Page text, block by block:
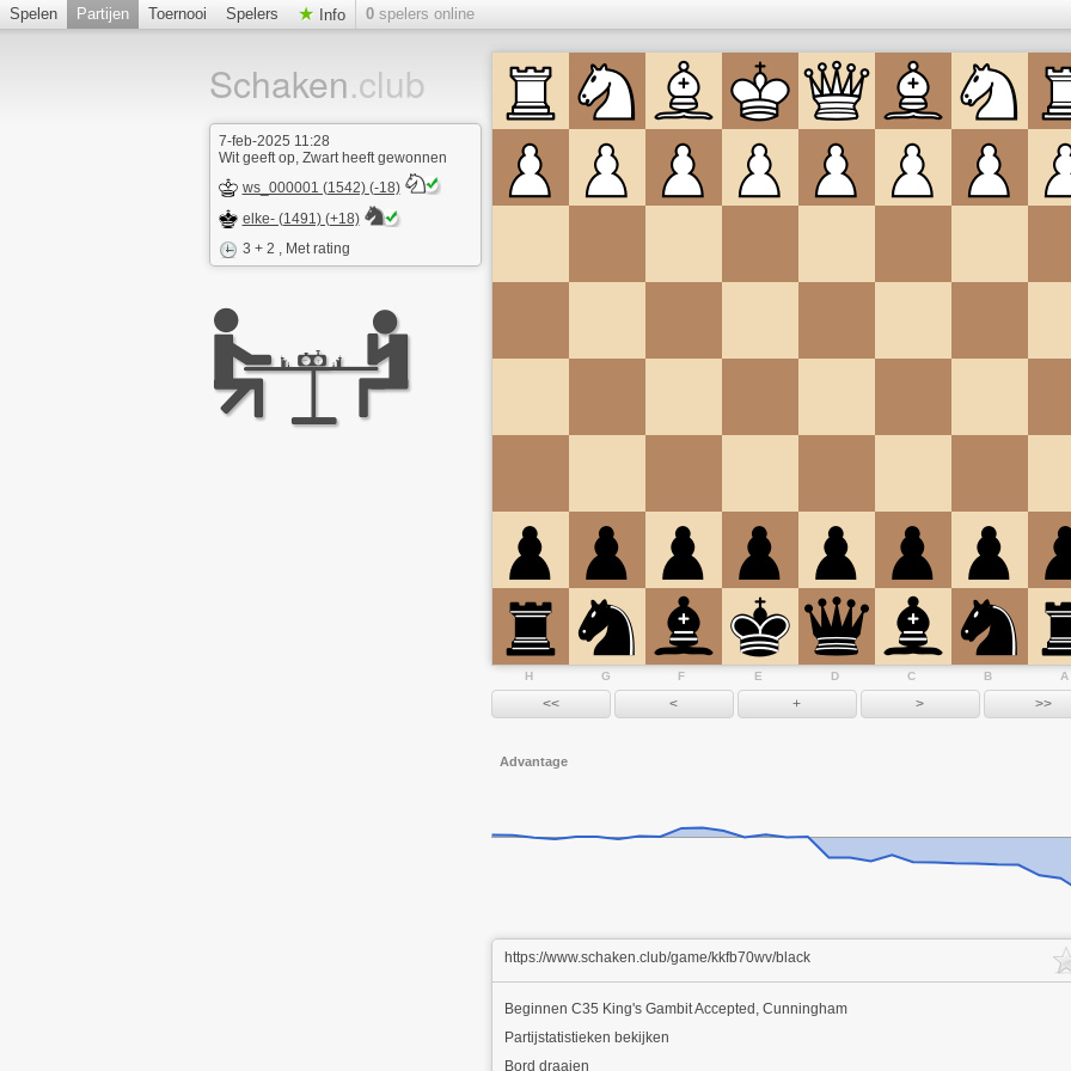
Spelen Partijen Toernooi Spelers Info 0 spelers online
Schaken.club
7-feb-2025 11:28
Wit geeft op, Zwart heeft gewonnen
ws_000001 (1542) (-18)
elke- (1491) (+18)
3 + 2 , Met rating
A
B
C
D
E
F
G
H
Advantage
https://www.schaken.club/game/kkfb70wv/black
Beginnen C35 King's Gambit Accepted, Cunningham
Partijstatistieken bekijken
Bord draaien